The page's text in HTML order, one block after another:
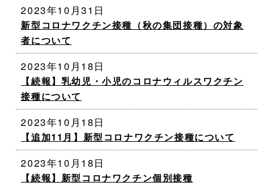
2023年10月31日
新型コロナワクチン接種（秋の集団接種）の対象
者について
2023年10月18日
【続報】乳幼児・小児のコロナウィルスワクチン
接種について
2023年10月18日
【追加11月】新型コロナワクチン接種について
2023年10月18日
【続報】新型コロナワクチン個別接種